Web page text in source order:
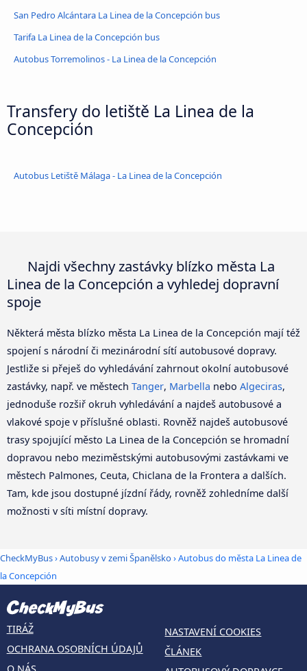
San Pedro Alcántara La Linea de la Concepción bus
Tarifa La Linea de la Concepción bus
Autobus Torremolinos - La Linea de la Concepción
Transfery do letiště La Linea de la
Concepción
Autobus Letiště Málaga - La Linea de la Concepción
Najdi všechny zastávky blízko města La
Linea de la Concepción a vyhledej dopravní
spoje
Některá města blízko města La Linea de la Concepción mají též
spojení s národní či mezinárodní sítí autobusové dopravy.
Jestliže si přeješ do vyhledávání zahrnout okolní autobusové
zastávky, např. ve městech Tanger, Marbella nebo Algeciras,
jednoduše rozšiř okruh vyhledávání a najdeš autobusové a
vlakové spoje v příslušné oblasti. Rovněž najdeš autobusové
trasy spojující město La Linea de la Concepción se hromadní
dopravou nebo meziměstskými autobusovými zastávkami ve
městech Palmones, Ceuta, Chiclana de la Frontera a dalších.
Tam, kde jsou dostupné jízdní řády, rovněž zohledníme další
možnosti v síti místní dopravy.
CheckMyBus›Autobusy v zemi Španělsko› Autobus do města La Linea de
la Concepción
TIRÁŽ
OCHRANA OSOBNÍCH ÚDAJŮ
O NÁS
NASTAVENÍ COOKIES
ČLÁNEK